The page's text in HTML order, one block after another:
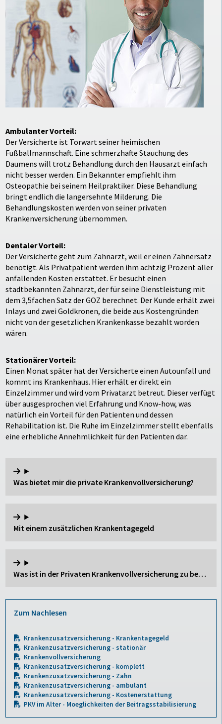
Ambulanter Vorteil:
Der Versicherte ist Torwart seiner heimischen
Fußballmannschaft. Eine schmerzhafte Stauchung des
Daumens will trotz Behandlung durch den Hausarzt einfach
nicht besser werden. Ein Bekannter empfiehlt ihm
Osteopathie bei seinem Heilpraktiker. Diese Behandlung
bringt endlich die langersehnte Milderung. Die
Behandlungskosten werden von seiner privaten
Krankenversicherung übernommen.
Dentaler Vorteil:
Der Versicherte geht zum Zahnarzt, weil er einen Zahnersatz
benötigt. Als Privatpatient werden ihm achtzig Prozent aller
anfallenden Kosten erstattet. Er besucht einen
stadtbekannten Zahnarzt, der für seine Dienstleistung mit
dem 3,5fachen Satz der GOZ berechnet. Der Kunde erhält zwei
Inlays und zwei Goldkronen, die beide aus Kostengründen
nicht von der gesetzlichen Krankenkasse bezahlt worden
wären.
Stationärer Vorteil:
Einen Monat später hat der Versicherte einen Autounfall und
kommt ins Krankenhaus. Hier erhält er direkt ein
Einzelzimmer und wird vom Privatarzt betreut. Dieser verfügt
über ausgesprochen viel Erfahrung und Know-how, was
natürlich ein Vorteil für den Patienten und dessen
Rehabilitation ist. Die Ruhe im Einzelzimmer stellt ebenfalls
eine erhebliche Annehmlichkeit für den Patienten dar.
Was bietet mir die private Krankenvollversicherung?
Mit einem zusätzlichen Krankentagegeld
Was ist in der Privaten Krankenvollversicherung zu beachten?
Zum Nachlesen
Krankenzusatzversicherung - Krankentagegeld
Krankenzusatzversicherung - stationär
Krankenvollversicherung
Krankenzusatzversicherung - komplett
Krankenzusatzversicherung - Zahn
Krankenzusatzversicherung - ambulant
Krankenzusatzversicherung - Kostenerstattung
PKV im Alter - Moeglichkeiten der Beitragsstabilisierung